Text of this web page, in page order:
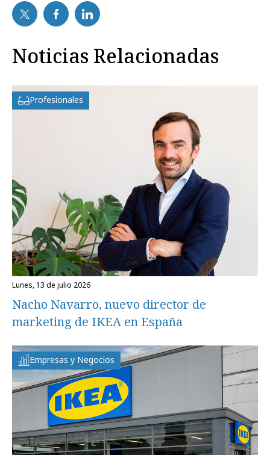
Noticias Relacionadas
Profesionales
lunes, 13 de julio 2026
Nacho Navarro, nuevo director de
marketing de IKEA en España
Empresas y Negocios